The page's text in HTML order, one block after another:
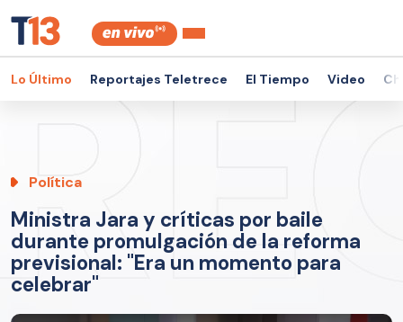
Lo Último Reportajes Teletrece El Tiempo Video
Política
Ministra Jara y críticas por baile
durante promulgación de la reforma
previsional: "Era un momento para
celebrar"